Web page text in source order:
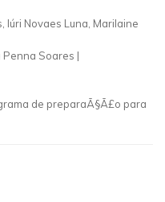
Iúri Novaes Luna, Marilaine
Penna Soares |
de preparaÃ§Ã£o para